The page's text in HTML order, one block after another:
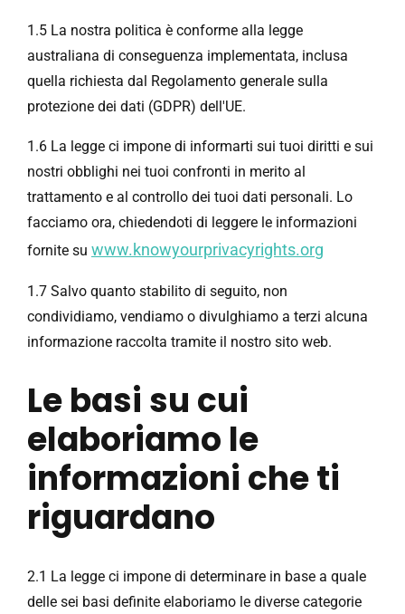
1.5 La nostra politica è conforme alla legge
australiana di conseguenza implementata, inclusa
quella richiesta dal Regolamento generale sulla
protezione dei dati (GDPR) dell'UE.
1.6 La legge ci impone di informarti sui tuoi diritti e sui
nostri obblighi nei tuoi confronti in merito al
trattamento e al controllo dei tuoi dati personali. Lo
facciamo ora, chiedendoti di leggere le informazioni
fornite su www.knowyourprivacyrights.org
1.7 Salvo quanto stabilito di seguito, non
condividiamo, vendiamo o divulghiamo a terzi alcuna
informazione raccolta tramite il nostro sito web.
Le basi su cui
elaboriamo le
informazioni che ti
riguardano
2.1 La legge ci impone di determinare in base a quale
delle sei basi definite elaboriamo le diverse categorie